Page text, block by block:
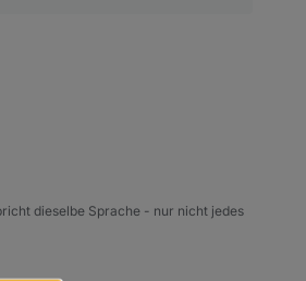
dieselbe Sprache - nur nicht jedes